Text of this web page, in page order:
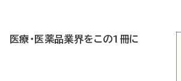
医療・医薬品業界をこの1冊に